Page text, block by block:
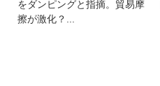
をダンピングと指摘。貿易摩
擦が激化？...